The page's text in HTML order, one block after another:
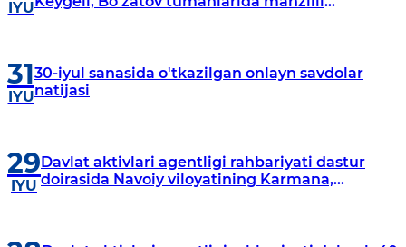
IYU
31
IYU
30-iyul sanasida o'tkazilgan onlayn savdolar
natijasi
29
IYU
Davlat aktivlari agentligi rahbariyati dastur
doirasida Navoiy viloyatining Karmana,